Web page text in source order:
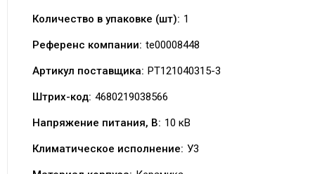
Количество в упаковке (шт): 1
Референс компании: te00008448
Артикул поставщика: PT121040315-3
Штрих-код: 4680219038566
Напряжение питания, В: 10 кВ
Климатическое исполнение: У3